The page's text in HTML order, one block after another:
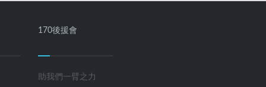
170後援會
助我們一臂之力